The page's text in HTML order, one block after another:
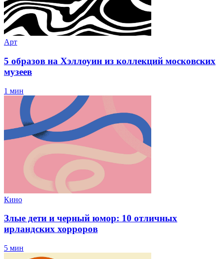
Арт
5 образов на Хэллоуин из коллекций московских
музеев
1 мин
Кино
Злые дети и черный юмор: 10 отличных
ирландских хорроров
5 мин